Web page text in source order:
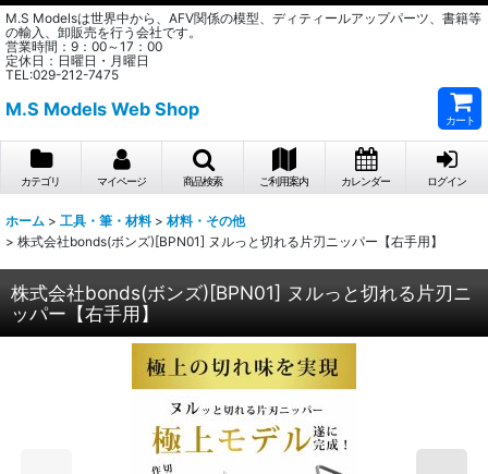
M.S Modelsは世界中から、AFV関係の模型、ディティールアップパーツ、書籍等
の輸入、卸販売を行う会社です。
営業時間：9：00～17：00
定休日：日曜日・月曜日
TEL:029-212-7475
M.S Models Web Shop
カート
カテゴリ マイページ 商品検索 ご利用案内 カレンダー ログイン
ホーム > 工具・筆・材料 > 材料・その他
> 株式会社bonds(ボンズ)[BPN01] ヌルっと切れる片刃ニッパー【右手用】
株式会社bonds(ボンズ)[BPN01] ヌルっと切れる片刃ニ
ッパー【右手用】